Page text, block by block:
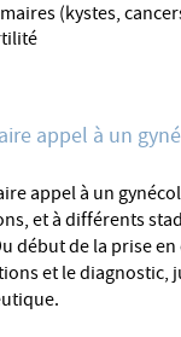
(kystes,
appel à un
appel à un
et à différents
début de la prise
et le diagnostic,